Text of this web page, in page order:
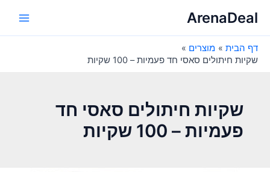
לתוכןArenaDeal
דף הבית
מוצרים
שקיות חיתולים סאסי חד פעמיות – 100 שקיות
שקיות חיתולים סאסי חד
פעמיות – 100 שקיות